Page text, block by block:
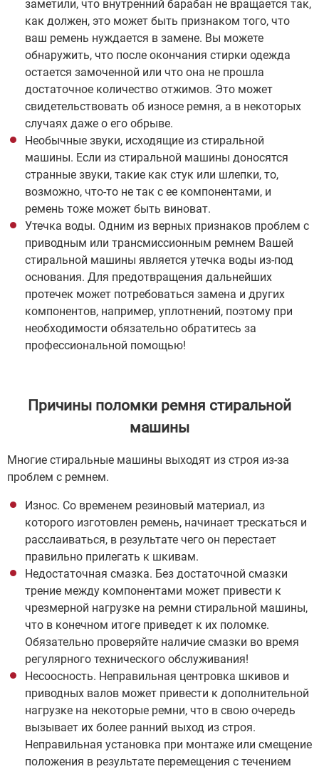
заметили, что внутренний барабан не вращается так,
как должен, это может быть признаком того, что
ваш ремень нуждается в замене. Вы можете
обнаружить, что после окончания стирки одежда
остается замоченной или что она не прошла
достаточное количество отжимов. Это может
свидетельствовать об износе ремня, а в некоторых
случаях даже о его обрыве.
Необычные звуки, исходящие из стиральной
машины. Если из стиральной машины доносятся
странные звуки, такие как стук или шлепки, то,
возможно, что-то не так с ее компонентами, и
ремень тоже может быть виноват.
Утечка воды. Одним из верных признаков проблем с
приводным или трансмиссионным ремнем Вашей
стиральной машины является утечка воды из-под
основания. Для предотвращения дальнейших
протечек может потребоваться замена и других
компонентов, например, уплотнений, поэтому при
необходимости обязательно обратитесь за
профессиональной помощью!
Причины поломки ремня стиральной
машины
Многие стиральные машины выходят из строя из-за
проблем с ремнем.
Износ. Со временем резиновый материал, из
которого изготовлен ремень, начинает трескаться и
расслаиваться, в результате чего он перестает
правильно прилегать к шкивам.
Недостаточная смазка. Без достаточной смазки
трение между компонентами может привести к
чрезмерной нагрузке на ремни стиральной машины,
что в конечном итоге приведет к их поломке.
Обязательно проверяйте наличие смазки во время
регулярного технического обслуживания!
Несоосность. Неправильная центровка шкивов и
приводных валов может привести к дополнительной
нагрузке на некоторые ремни, что в свою очередь
вызывает их более ранний выход из строя.
Неправильная установка при монтаже или смещение
положения в результате перемещения с течением